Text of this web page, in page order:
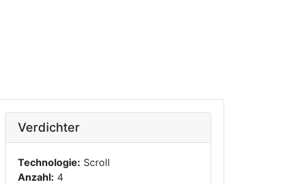
Verdichter
Technologie: Scroll
Anzahl: 4